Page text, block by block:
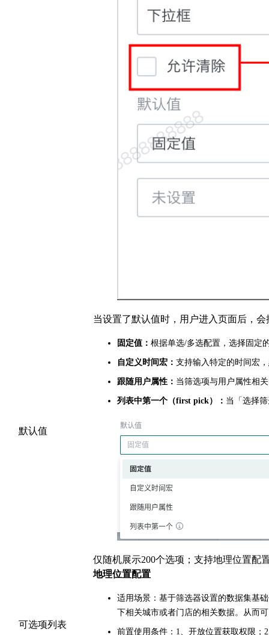
默认值
当设置了默认值时，用户进入页面后，
固定值： 根据单选/多选配置，选择固定
自定义时间宏： 支持输入特定的时间宏
跟随用户属性： 当筛选项与用户属性相
列表中第一个（first pick）： 当「选择
可选项列表
仅随机展示200个选项；支持地理位置配
地理位置配置
适用场景：基于筛选器设置的数据集基
下相关城市或者门店的相关数据。从而
前置使用条件：1、开放位置获取权限